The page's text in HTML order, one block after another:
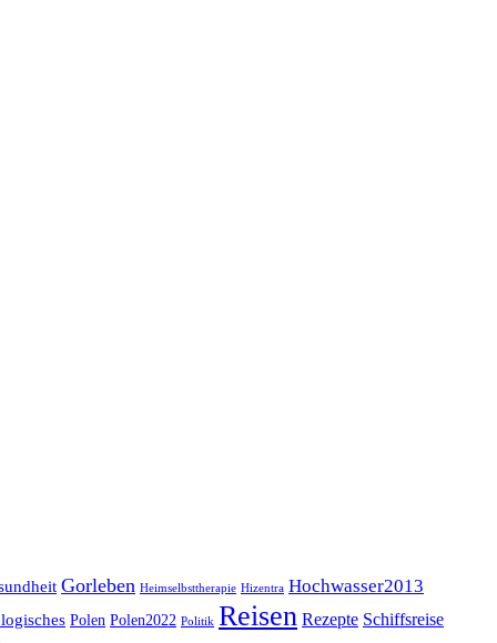
Gorleben Heimselbsttherapie Hizentra Hochwasser2013
Polen Polen2022 Politik Reisen Rezepte Schiffsreise